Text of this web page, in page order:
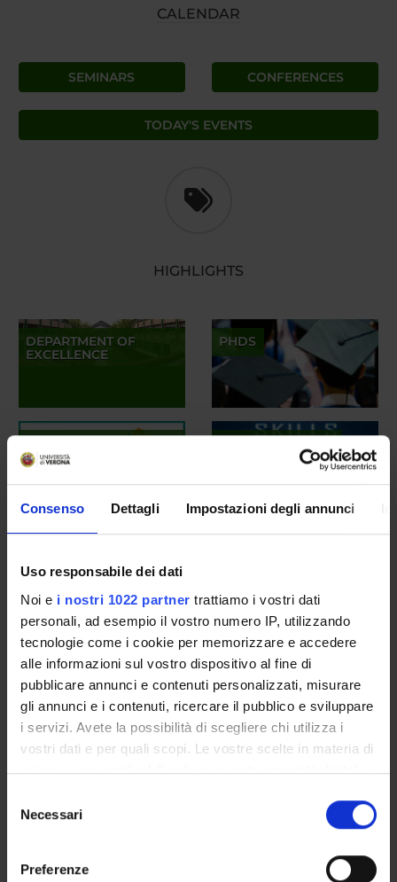
Consenso Dettagli Impostazioni degli annunci
Uso responsabile dei dati
Noi e i nostri 1022 partner trattiamo i vostri dati
personali, ad esempio il vostro numero IP, utilizzando
tecnologie come i cookie per memorizzare e accedere
alle informazioni sul vostro dispositivo al fine di
pubblicare annunci e contenuti personalizzati, misurare
gli annunci e i contenuti, ricercare il pubblico e sviluppare
i servizi. Avete la possibilità di scegliere chi utilizza i
vostri dati e per quali scopi. Le vostre scelte in materia di
privacy sono applicabili solo su questa proprietà digitale
modificare o revocare il proprio consenso in qualsiasi
momento dalla Dichiarazione sui cookie o facendo clic
delNecessari
Preferenze
CALENDAR
SEMINARS CONFERENCES
TODAY'S EVENTS
HIGHLIGHTS
DEPARTMENT OF
EXCELLENCE
PHDS
NETWORKS
DEPARTMENTAL
FORMS
PLS - NATIONAL PLAN
FOR BIOLOGY AND
BIOTECHNOLOGY
WORK WITH US
MODULISTICA DI